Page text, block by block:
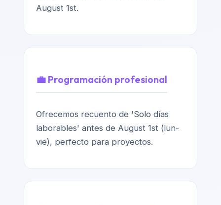
August 1st.
💼 Programación profesional
Ofrecemos recuento de 'Solo días
laborables' antes de August 1st (lun-
vie), perfecto para proyectos.